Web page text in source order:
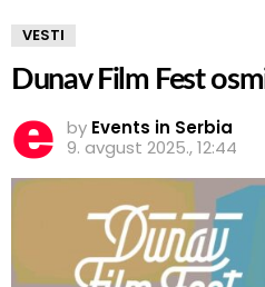
VESTI
Dunav Film Fest
by Events in Serbia
9. avgust 2025., 12:44